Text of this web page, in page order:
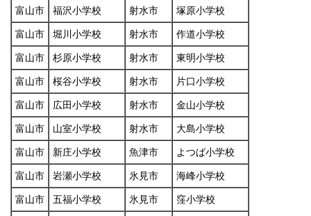
富山市 福沢小学校 射水市 塚原小学校
富山市 堀川小学校 射水市 作道小学校
富山市 杉原小学校 射水市 東明小学校
富山市 桜谷小学校 射水市 片口小学校
富山市 広田小学校 射水市 金山小学校
富山市 山室小学校 射水市 大島小学校
富山市 新庄小学校 魚津市 よつば小学校
富山市 岩瀬小学校 氷見市 海峰小学校
富山市 五福小学校 氷見市 窪小学校